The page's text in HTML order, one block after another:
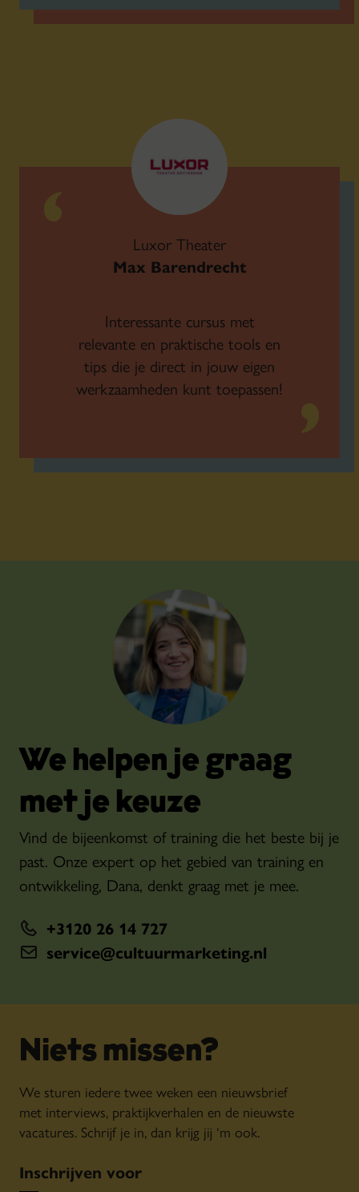
Luxor Theater
Max Barendrecht
Interessante cursus met
relevante en praktische tools en
tips die je direct in jouw eigen
werkzaamheden kunt toepassen!
We helpen je graag
met je keuze
Vind de bijeenkomst of training die het beste bij je
past. Onze expert op het gebied van training en
ontwikkeling, Dana, denkt graag met je mee.
+3120 26 14 727
service@cultuurmarketing.nl
Niets missen?
We sturen iedere twee weken een nieuwsbrief
met interviews, praktijkverhalen en de nieuwste
vacatures. Schrijf je in, dan krijg jij ‘m ook.
Inschrijven voor